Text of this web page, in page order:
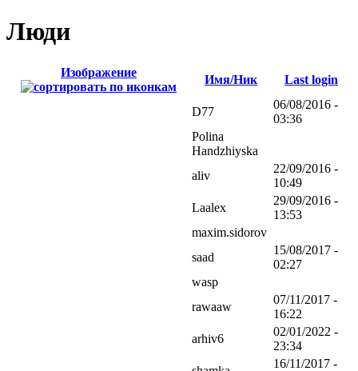
Люди
Изображение
Имя/Ник Last login
D77
06/08/2016 -
03:36
Polina
Handzhiyska
aliv
22/09/2016 -
10:49
Laalex
29/09/2016 -
13:53
maxim.sidorov
saad
15/08/2017 -
02:27
wasp
rawaaw
07/11/2017 -
16:22
arhiv6
02/01/2022 -
23:34
16/11/2017 -